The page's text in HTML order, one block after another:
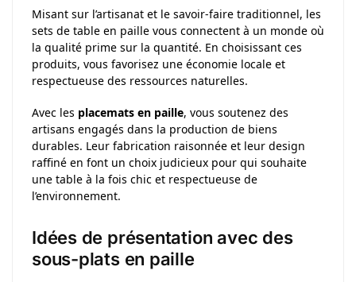
Misant sur l’artisanat et le savoir-faire traditionnel, les
sets de table en paille vous connectent à un monde où
la qualité prime sur la quantité. En choisissant ces
produits, vous favorisez une économie locale et
respectueuse des ressources naturelles.
Avec les placemats en paille, vous soutenez des
artisans engagés dans la production de biens
durables. Leur fabrication raisonnée et leur design
raffiné en font un choix judicieux pour qui souhaite
une table à la fois chic et respectueuse de
l’environnement.
Idées de présentation avec des
sous-plats en paille